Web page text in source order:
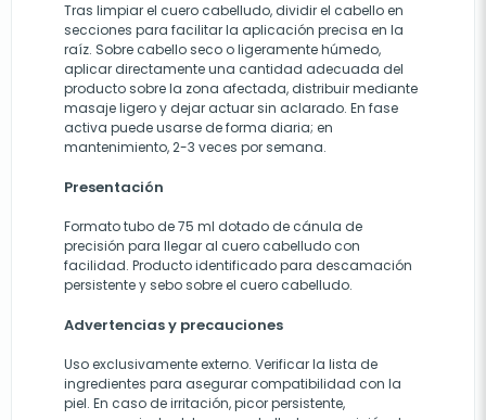
Tras limpiar el cuero cabelludo, dividir el cabello en
secciones para facilitar la aplicación precisa en la
raíz. Sobre cabello seco o ligeramente húmedo,
aplicar directamente una cantidad adecuada del
producto sobre la zona afectada, distribuir mediante
masaje ligero y dejar actuar sin aclarado. En fase
activa puede usarse de forma diaria; en
mantenimiento, 2-3 veces por semana.
Presentación
Formato tubo de 75 ml dotado de cánula de
precisión para llegar al cuero cabelludo con
facilidad. Producto identificado para descamación
persistente y sebo sobre el cuero cabelludo.
Advertencias y precauciones
Uso exclusivamente externo. Verificar la lista de
ingredientes para asegurar compatibilidad con la
piel. En caso de irritación, picor persistente,